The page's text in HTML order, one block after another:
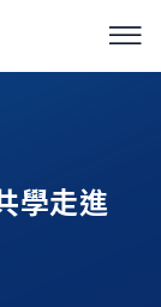
學走進